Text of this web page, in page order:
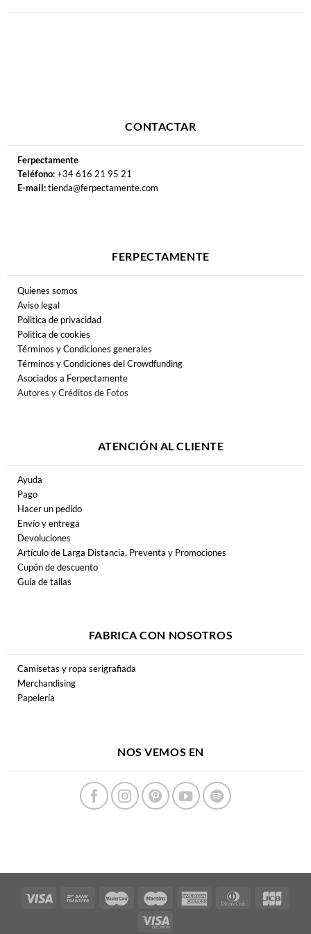
CONTACTAR
Ferpectamente
Teléfono:+34 616 21 95 21
E-mail:tienda@ferpectamente.com
FERPECTAMENTE
Quienes somos
Aviso legal
Politica de privacidad
Politica de cookies
Términos y Condiciones generales
Términos y Condiciones del Crowdfunding
Asociados a Ferpectamente
Autores y Créditos de Fotos
ATENCIÓN AL CLIENTE
Ayuda
Pago
Hacer un pedido
Envío y entrega
Devoluciones
Artículo de Larga Distancia, Preventa y Promociones
Cupón de descuento
Guía de tallas
FABRICA CON NOSOTROS
Camisetas y ropa serigrafiada
Merchandising
Papelería
NOS VEMOS EN